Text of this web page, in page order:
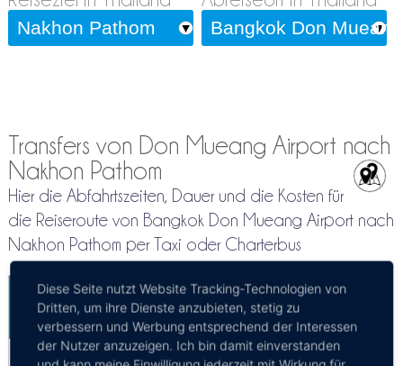
Transfers von Don Mueang Airport nach
Nakhon Pathom
Hier die Abfahrtszeiten, Dauer und die Kosten für
die Reiseroute von Bangkok Don Mueang Airport nach
Nakhon Pathom per Taxi oder Charterbus
Bangkok-Don Mueang Flughafen -
Nakhon Pathom
Mehr Infos / Tickets
Privattransfer Bangkok-Don Mueang
Diese Seite nutzt Website Tracking-Technologien von
Dritten, um ihre Dienste anzubieten, stetig zu
verbessern und Werbung entsprechend der Interessen
der Nutzer anzuzeigen. Ich bin damit einverstanden